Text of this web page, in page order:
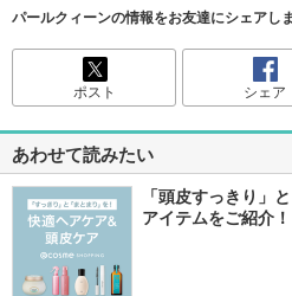
パールクィーンの情報をお友達にシェアし
ポスト シェア
あわせて読みたい
「頭皮すっきり」
アイテムをご紹介！